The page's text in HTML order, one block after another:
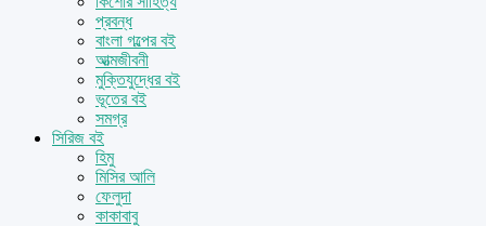
প্রবন্ধ
বাংলা গল্পের বই
আত্মজীবনী
মুক্তিযুদ্ধের বই
ভূতের বই
সমগ্র
সিরিজ বই
হিমু
মিসির আলি
ফেলুদা
কাকাবাবু